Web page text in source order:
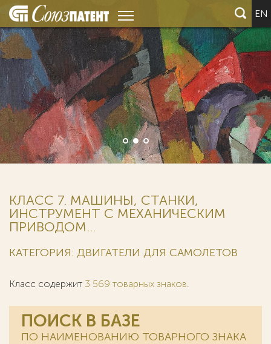
EN
Мы
КЛАСС 7. МАШИНЫ, СТАНКИ,
ИНСТРУМЕНТ С МЕХАНИЧЕСКИМ
ПРИВОДОМ...
КАТЕГОРИЯ: ДВИГАТЕЛИ ДЛЯ САМОЛЕТОВ
Класс содержит 3 569 товарных знаков.
ПОИСК В БАЗЕ
ПО НАИМЕНОВАНИЮ ТОВАРНОГО ЗНАКА